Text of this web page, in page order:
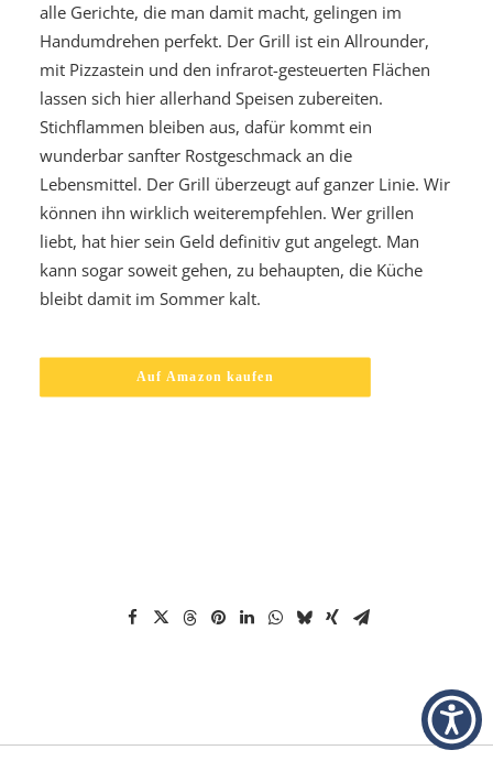
alle Gerichte, die man damit macht, gelingen im
Handumdrehen perfekt. Der Grill ist ein Allrounder,
mit Pizzastein und den infrarot-gesteuerten Flächen
lassen sich hier allerhand Speisen zubereiten.
Stichflammen bleiben aus, dafür kommt ein
wunderbar sanfter Rostgeschmack an die
Lebensmittel. Der Grill überzeugt auf ganzer Linie. Wir
können ihn wirklich weiterempfehlen. Wer grillen
liebt, hat hier sein Geld definitiv gut angelegt. Man
kann sogar soweit gehen, zu behaupten, die Küche
bleibt damit im Sommer kalt.
Auf Amazon kaufen